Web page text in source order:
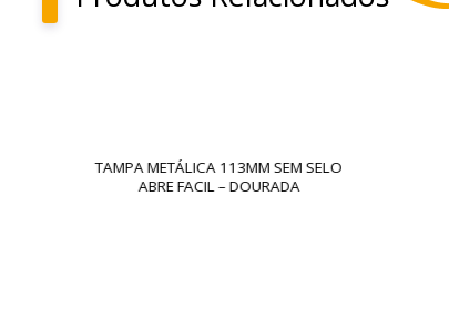
TAMPA METÁLICA 113MM SEM SELO
ABRE FACIL – DOURADA